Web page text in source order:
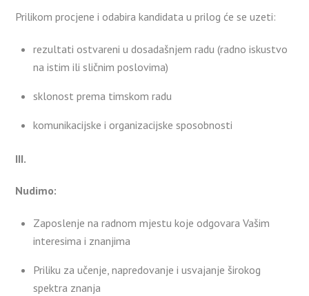
Prilikom procjene i odabira kandidata u prilog će se uzeti:
rezultati ostvareni u dosadašnjem radu (radno iskustvo
na istim ili sličnim poslovima)
sklonost prema timskom radu
komunikacijske i organizacijske sposobnosti
III.
Nudimo:
Zaposlenje na radnom mjestu koje odgovara Vašim
interesima i znanjima
Priliku za učenje, napredovanje i usvajanje širokog
spektra znanja